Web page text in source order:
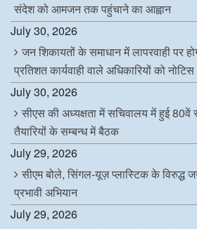
संदेश को आमजन तक पहुंचाने का आह्वान
July 30, 2026
जन शिकायतों के समाधान में लापरवाही पर
प्रतिशत कार्यवाही वाले अधिकारियों को नोटिस
July 30, 2026
सीएस की अध्यक्षता में सचिवालय में हुई 80वें
तैयारियों के सम्बन्ध में बैठक
July 29, 2026
सीएम बोले, सिंगल-यूज़ प्लास्टिक के विरुद्ध
प्रभावी अभियान
July 29, 2026